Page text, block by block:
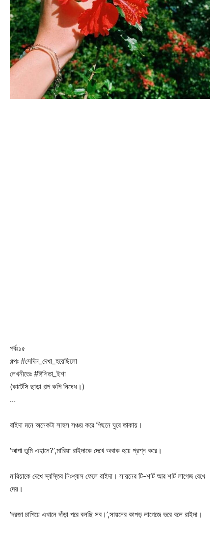
পর্বঃ১৫
গল্পঃ #সেদিন_দেখা_হয়েছিলো
লেখনীতেঃ #ঈশিতা_ইশা
(কার্টেসি ছাড়া গল্প কপি নিষেধ।)
…
রাইদা মনে অনেকটা সাহস সঞ্চয় করে পিছনে ঘুরে তাকায়।
‘আপা তুমি এহানে?’,মারিয়া রাইদাকে দেখে অবাক হয়ে প্রশ্ন করে।
মারিয়াকে দেখে স্বস্তির নিঃশ্বাস ফেলে রাইদা। সায়নের টি-শার্ট আর শার্ট লাগেজ রেখে
দেয়।
‘দরজা চাপিয়ে এখানে দাঁড়া পরে বলছি সব।’,সায়নের কাপড় লাগেজে ভরে বলে রাইদা।